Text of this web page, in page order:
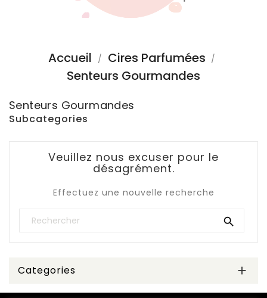
Accueil
Cires Parfumées
Senteurs Gourmandes
Senteurs Gourmandes
Subcategories
Veuillez nous excuser pour le
désagrément.
Effectuez une nouvelle recherche

Categories 